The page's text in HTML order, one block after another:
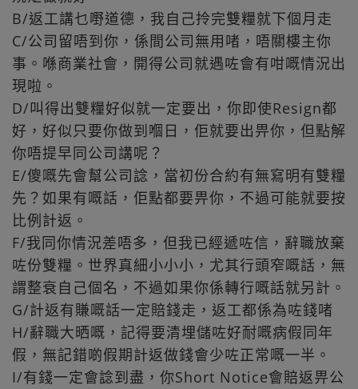
B/返工講乜嘢道德，我自己拎完雙糧就下個月走
C/公司留唔到你，係間公司無用啫，唔關樓主你
事。喺商業社會，開得公司就遇咗會有咁嘅情況出
現啦。
D/叫得出雙糧好似就一定要出，你即使Resign都
好，好似只要你做到嗰日，佢就要出畀你，但點解
你唔提早同公司講呢？
E/傻嘅先會幫公司諗，當初份合約有無寫明有雙糧
先？如果有嘅話，佢點都要畀你，不過可能就要按
比例計返。
F/我同你情況差唔多，但我已經遞咗信，辭職放棄
咗份雙糧。世界真細小小小，尤其行頭窄嘅話，無
謂整衰自己個名，不過如果你係轉行嘅話就另計。
G/計返有賺嘅話一定賠錢走，返工都係為咗錢啫
H/辭職大晒嘅，記得要清埋儲咗好耐嘅病假同年
假，無記錯啲假期計返做錢會少咗正常嘅一半。
I/有錢一定會諗到盡，你Short Notice會賠返畀公